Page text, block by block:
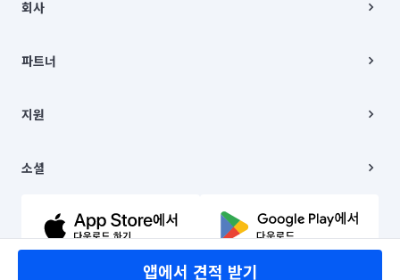
앱에서 견적 받기
00019 |
주소 | 본사: 서울특별시 종로구 율곡로 6(중학동, 트윈트리빌딩) B동 5층
컨택센터 : 서울특별시 종로구 수송동 율곡로 24, 7층, 8층 미소
상품, 상품정보, 거래에 관한 의무와 책임은 거래당사자에게 있습니다.
언론 보도 관련 문의:
© 유한회사 미소. Miso, Inc. All Rights Reserved.
회사
채용
파트너
이사
지원
이용약관
문의하기
소셜
유튜브